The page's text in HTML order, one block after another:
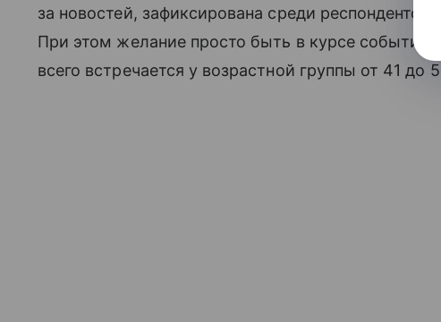
за новостей, зафиксирована среди респондентов
При этом желание просто быть в курсе событий
всего встречается у возрастной группы от 41 до